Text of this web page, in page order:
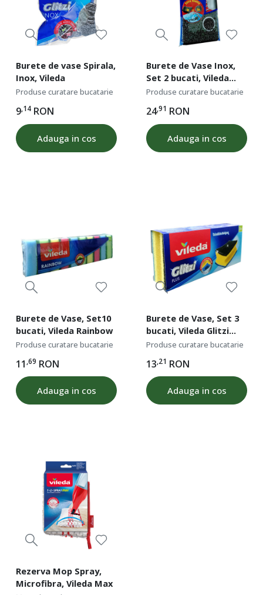
Burete de vase Spirala,
Inox, Vileda
Produse curatare bucatarie
9,14 RON
Adauga in cos
Burete de Vase Inox,
Set 2 bucati, Vileda
Power
Produse curatare bucatarie
24,91 RON
Adauga in cos
Burete de Vase, Set10
bucati, Vileda Rainbow
Produse curatare bucatarie
11 ,69 RON
Adauga in cos
Burete de Vase, Set 3
bucati, Vileda Glitzi
New
Produse curatare bucatarie
13,21 RON
Adauga in cos
Rezerva Mop Spray,
Microfibra, Vileda Max